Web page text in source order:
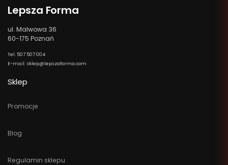
Lepsza Forma
ul. Malwowa 36
60-175 Poznań
Tel. 507 507 004
E-mail: sklep@lepszaforma.com
Sklep
Promocje
Blog
Regulamin sklepu